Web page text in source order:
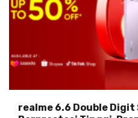
realme 6.6 Double Digit